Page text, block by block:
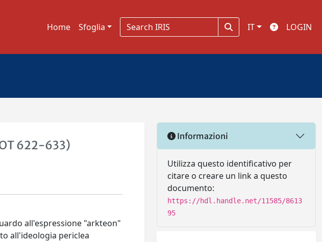
Home Sfoglia IT LOGIN
622-633)
all'espressione "arkteon"
all'ideologia periclea
Informazioni
Utilizza questo identificativo per
citare o creare un link a questo
documento:
https://hdl.handle.net/11585/8613
95